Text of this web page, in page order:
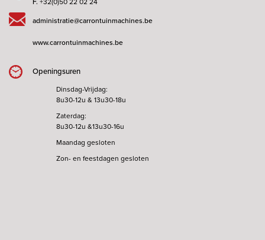
F. +32(0)50 22 02 24
administratie@carrontuinmachines.be
www.carrontuinmachines.be
Openingsuren
Dinsdag-Vrijdag:
8u30-12u & 13u30-18u
Zaterdag:
8u30-12u &13u30-16u
Maandag gesloten
Zon- en feestdagen gesloten